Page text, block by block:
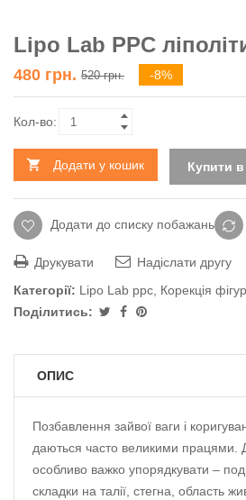
Lipo Lab PPC
520грн.
480 грн. -8%
Додати у кошик Купити в
Додати до списку побажань
Друкувати
Надіслати другу
Категорії: Lipo Lab ppc Корекція
Поділитись:
ОПИС
Позбавлення зайвої ваги і
даються часто великими працями.
особливо важко упорядкувати –
складки на талії, стегна, область